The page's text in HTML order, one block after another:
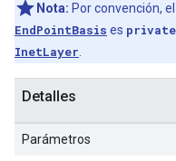
Nota: Por convención,
EndPointBasis es private
InetLayer
Detalles
Parámetros